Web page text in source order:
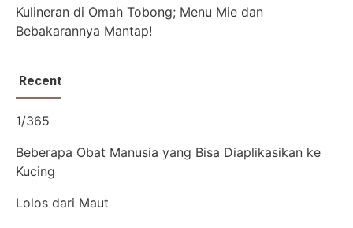
Kulineran di Omah Tobong; Menu Mie dan
Bebakarannya Mantap!
Recent
1/365
Beberapa Obat Manusia yang Bisa Diaplikasikan ke
Kucing
Lolos dari Maut